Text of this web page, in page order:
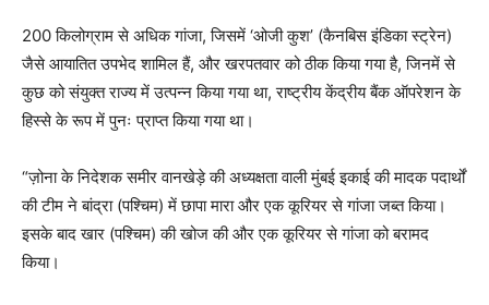
200 किलोग्राम से अधिक गांजा, जिसमें ‘ओजी कुश’ (कैनबिस इंडिका स्ट्रेन)
जैसे आयातित उपभेद शामिल हैं, और खरपतवार को ठीक किया गया है, जिनमें से
कुछ को संयुक्त राज्य में उत्पन्न किया गया था, राष्ट्रीय केंद्रीय बैंक ऑपरेशन के
हिस्से के रूप में पुनः प्राप्त किया गया था।
“ज़ोना के निदेशक समीर वानखेड़े की अध्यक्षता वाली मुंबई इकाई की मादक पदार्थों
की टीम ने बांद्रा (पश्चिम) में छापा मारा और एक कूरियर से गांजा जब्त किया।
इसके बाद खार (पश्चिम) की खोज की और एक कूरियर से गांजा को बरामद
किया।